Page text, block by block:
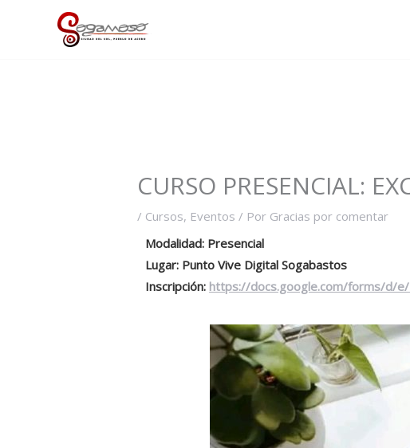
CURSO PRESENCIAL:
/ Cursos, Eventos / Por Gracias por comentar
Modalidad: Presencial
Lugar: Punto Vive Digital Sogabastos
Inscripción: https://docs.google.com/forms/d/e/